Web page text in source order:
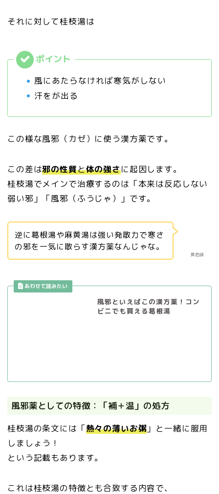
それに対して桂枝湯は
風にあたらなければ寒気がしない
汗をが出る
この様な風邪（カゼ）に使う漢方薬です。
この差は邪の性質と体の強さに起因します。
桂枝湯でメインで治療するのは「本来は反応しない
弱い邪」「風邪（ふうじゃ）」です。
黄老師
逆に葛根湯や麻黄湯は強い発散力で寒さ
の邪を一気に散らす漢方薬なんじゃな。
風邪といえばこの漢方薬！コン
ビニでも買える葛根湯
風邪薬としての特徴：「補＋温」の処方
桂枝湯の条文には「熱々の薄いお粥 」と一緒に服用
しましょう！
という記載もあります。
これは桂枝湯の特徴とも合致する内容で、